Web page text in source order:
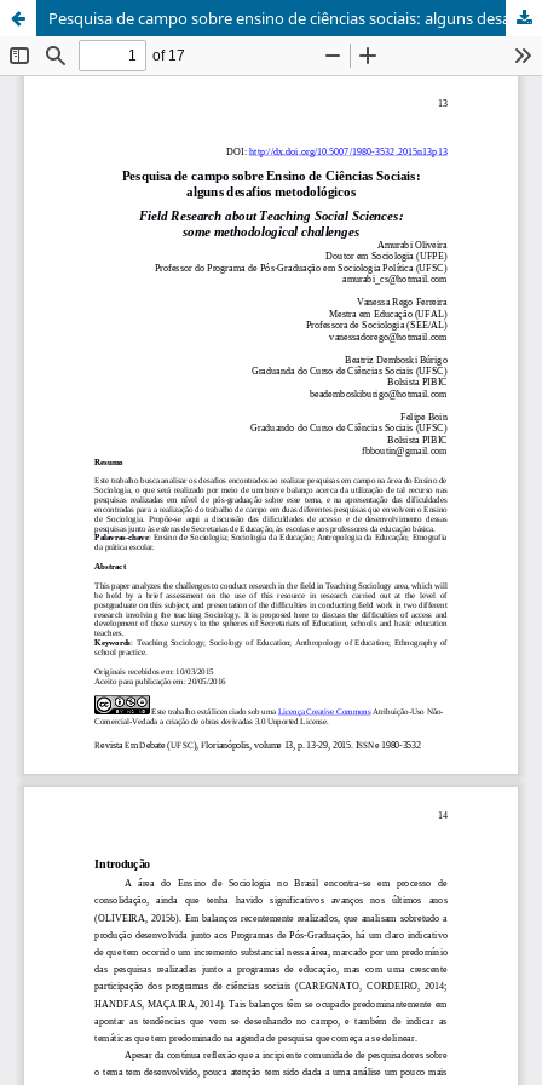
Pesquisa de campo sobre ensino de ciências sociais: alguns desafios metodológicos